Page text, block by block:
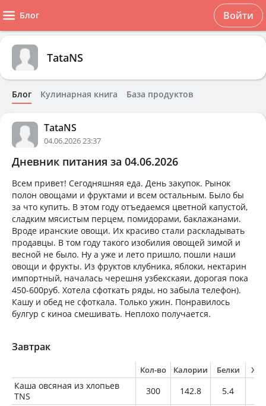
Блог Войти
TataNS
Блог Кулинарная книга База продуктов
TataNS
04.06.2026 23:37
Дневник питания за 04.06.2026
Всем привет! Сегодняшняя еда. День закупок. Рынок
полон овощами и фруктами и всем остальным. Было бы
за что купить. В этом году отъедаемся цветной капустой,
сладким мясистым перцем, помидорами, баклажанами.
Вроде иранские овощи. Их красиво стали раскладывать
продавцы. В том году такого изобилия овощей зимой и
весной не было. Ну а уже и лето пришло, пошли наши
овощи и фрукты. Из фруктов клубника, яблоки, нектарин
импортный, началась черешня узбекскаяи, дорогая пока
450-600руб. Хотела сфоткать ряды, но забыла телефон).
Кашу и обед не сфоткала. Только ужин. Понравилось
булгур с киноа смешивать. Неплохо получается.
Завтрак
Кол-во Калории Белки
Каша овсяная из хлопьев
TNS
300 142.8 5.4